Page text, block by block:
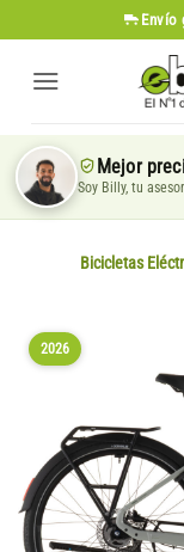
al
contenido
Envío
Mejor
Soy Billy, tu
Bicicletas
2026